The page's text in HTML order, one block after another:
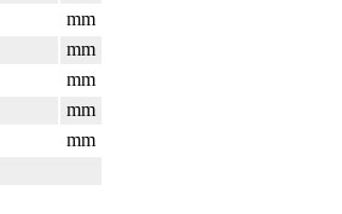
mm
mm
mm
mm
mm